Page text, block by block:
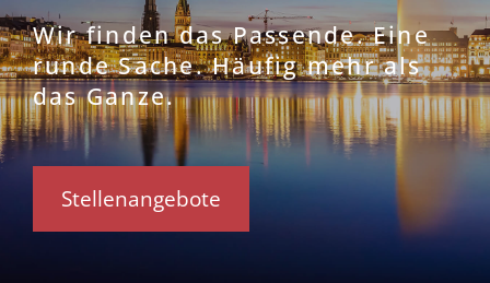
Wir finden das Passende. Eine
runde Sache. Häufig mehr als
das Ganze.
Stellenangebote